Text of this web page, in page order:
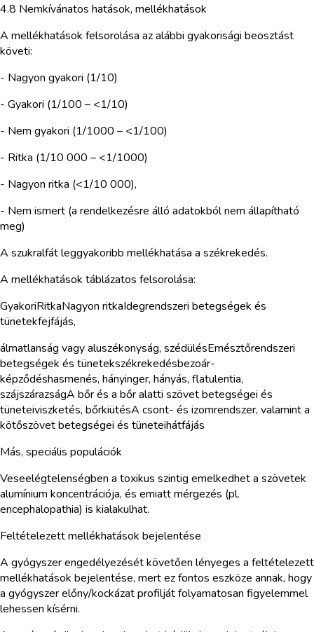
4.8 Nemkívánatos hatások, mellékhatások
A mellékhatások felsorolása az alábbi gyakorisági beosztást
követi:
- Nagyon gyakori (1/10)
- Gyakori (1/100 – <1/10)
- Nem gyakori (1/1000 – <1/100)
- Ritka (1/10 000 – <1/1000)
- Nagyon ritka (<1/10 000),
- Nem ismert (a rendelkezésre álló adatokból nem állapítható
meg)
A szukralfát leggyakoribb mellékhatása a székrekedés.
A mellékhatások táblázatos felsorolása:
GyakoriRitkaNagyon ritkaIdegrendszeri betegségek és
tünetekfejfájás,
álmatlanság vagy aluszékonyság, szédülésEmésztőrendszeri
betegségek és tünetekszékrekedésbezoár-
képződéshasmenés, hányinger, hányás, flatulentia,
szájszárazságA bőr és a bőr alatti szövet betegségei és
tüneteiviszketés, bőrkiütésA csont- és izomrendszer, valamint a
kötőszövet betegségei és tüneteihátfájás
Más, speciális populációk
Veseelégtelenségben a toxikus szintig emelkedhet a szövetek
alumínium koncentrációja, és emiatt mérgezés (pl.
encephalopathia) is kialakulhat.
Feltételezett mellékhatások bejelentése
A gyógyszer engedélyezését követően lényeges a feltételezett
mellékhatások bejelentése, mert ez fontos eszköze annak, hogy
a gyógyszer előny/kockázat profilját folyamatosan figyelemmel
lehessen kísérni.